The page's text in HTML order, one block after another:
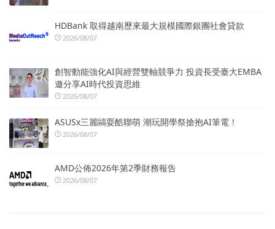
HDBank 取得越南歷來最大規模國際銀團社會貸款
2026/08/07
創智動能強化AI與經營雙軸競爭力 投資長受臺大EMBA
邀分享AI時代投資思維
2026/08/07
ASUSx三麗鷗耍酷聯萌 潮玩開學祭搶抱AI筆電！
2026/08/07
AMD公佈2026年第2季財務報告
2026/08/07